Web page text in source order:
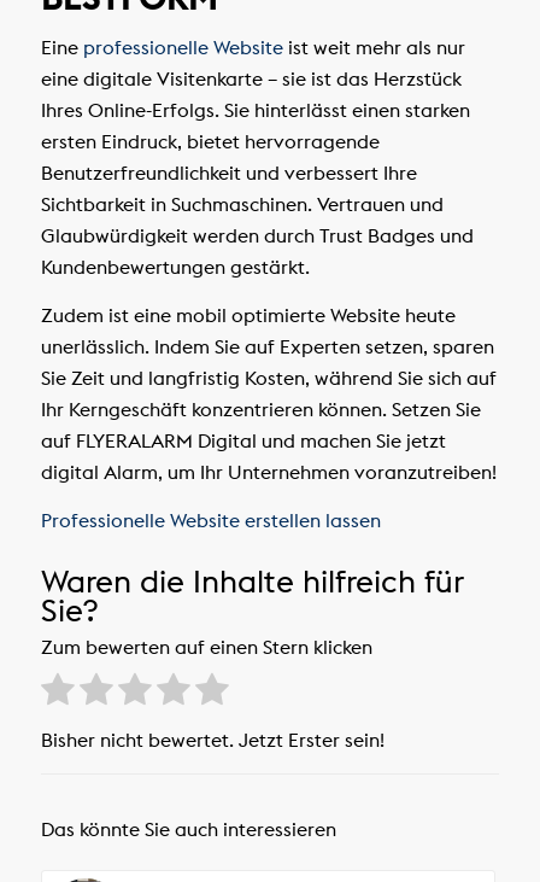
Eine professionelle Websiteist weit mehr als nur
eine digitale Visitenkarte – sie ist das Herzstück
Ihres Online-Erfolgs. Sie hinterlässt einen starken
ersten Eindruck, bietet hervorragende
Benutzerfreundlichkeit und verbessert Ihre
Sichtbarkeit in Suchmaschinen. Vertrauen und
Glaubwürdigkeit werden durch Trust Badges und
Kundenbewertungen gestärkt.
Zudem ist eine mobil optimierte Website heute
unerlässlich. Indem Sie auf Experten setzen, sparen
Sie Zeit und langfristig Kosten, während Sie sich auf
Ihr Kerngeschäft konzentrieren können. Setzen Sie
auf FLYERALARM Digital und machen Sie jetzt
digital Alarm, um Ihr Unternehmen voranzutreiben!
Professionelle Website erstellen lassen
Waren die Inhalte hilfreich für
Sie?
Zum bewerten auf einen Stern klicken
Bisher nicht bewertet. Jetzt Erster sein!
Das könnte Sie auch interessieren